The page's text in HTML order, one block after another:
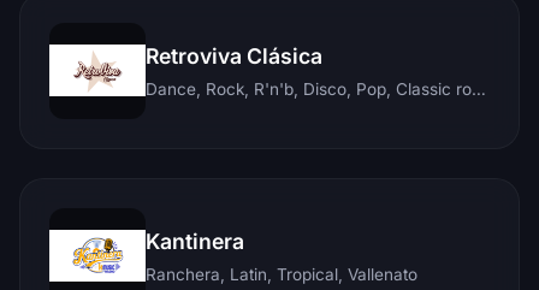
Retroviva Clásica
Dance, Rock, R'n'b, Disco, Pop, Classic rock, Techno, Reggae
Kantinera
Ranchera, Latin, Tropical, Vallenato